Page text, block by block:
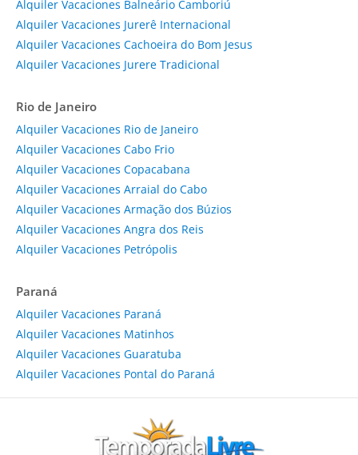
Alquiler Vacaciones Balneário Camboriú
Alquiler Vacaciones Jurerê Internacional
Alquiler Vacaciones Cachoeira do Bom Jesus
Alquiler Vacaciones Jurere Tradicional
Rio de Janeiro
Alquiler Vacaciones Rio de Janeiro
Alquiler Vacaciones Cabo Frio
Alquiler Vacaciones Copacabana
Alquiler Vacaciones Arraial do Cabo
Alquiler Vacaciones Armação dos Búzios
Alquiler Vacaciones Angra dos Reis
Alquiler Vacaciones Petrópolis
Paraná
Alquiler Vacaciones Paraná
Alquiler Vacaciones Matinhos
Alquiler Vacaciones Guaratuba
Alquiler Vacaciones Pontal do Paraná